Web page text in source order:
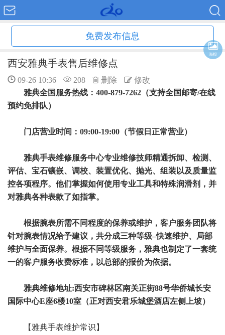
免费发布信息
西安雅典手表售后维修点
09-26 10:36 208 删除
修改
雅典全国服务热线：400-879-7262（支持全国邮寄/在线
预约免排队）
门店营业时间：09:00-19:00（节假日正常营业）
雅典手表维修服务中心专业维修技师精通拆卸、检测、
评估、宝石镶嵌、调校、装置优化、抛光、组装以及质量监
控各项程序。他们掌握如何使用专业工具和特殊润滑剂，并
对雅典各种表款了如指掌。
根据腕表所需不同程度的保养或维护，客户服务团队将
针对腕表情况给予建议，共分成三种等级–快速维护、局部
维护与全面保养。根据不同等级服务，雅典也制定了一套统
一的客户服务收费标准，以总部的报价为依据。
雅典维修地址:西安市碑林区南关正街88号华侨城长安
国际中心E座6楼10室（正对西安君乐城堡酒店左侧上坡）
【雅典手表维护常识】
海报